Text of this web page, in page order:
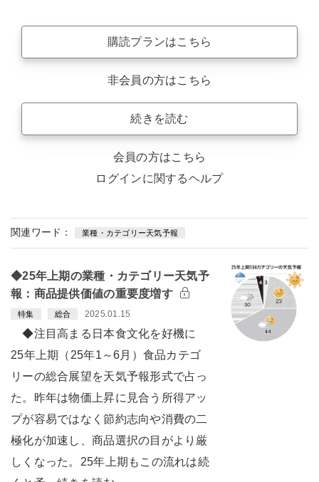
購読プランはこちら
非会員の方はこちら
続きを読む
会員の方はこちら
ログインに関するヘルプ
関連ワード： 業種・カテゴリー天気予報
◆25年上期の業種・カテゴリー天気予
報：商品提供価値の重要度増す
特集 総合 2025.01.15
◆注目高まる日本食文化を好機に
25年上期（25年1～6月）食品カテゴ
リーの総合展望を天気予報形式で占っ
た。昨年は物価上昇に見合う所得アッ
プが容易ではなく節約志向や消費の二
極化が加速し、商品選択の目がより厳
しくなった。25年上期もこの流れは続